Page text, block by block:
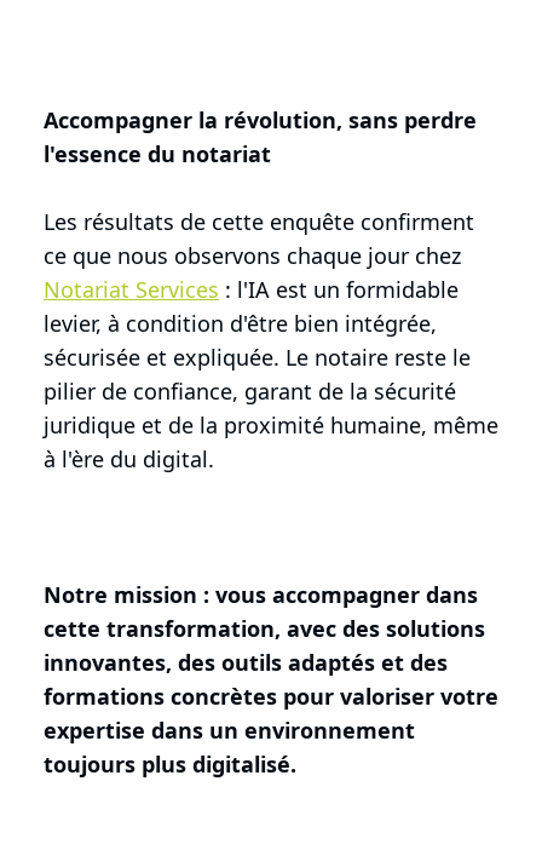
Accompagner la révolution, sans perdre
l'essence du notariat
Les résultats de cette enquête confirment
ce que nous observons chaque jour chez
Notariat Services : l'IA est un formidable
levier, à condition d'être bien intégrée,
sécurisée et expliquée. Le notaire reste le
pilier de confiance, garant de la sécurité
juridique et de la proximité humaine, même
à l'ère du digital.
Notre mission : vous accompagner dans
cette transformation, avec des solutions
innovantes, des outils adaptés et des
formations concrètes pour valoriser votre
expertise dans un environnement
toujours plus digitalisé.